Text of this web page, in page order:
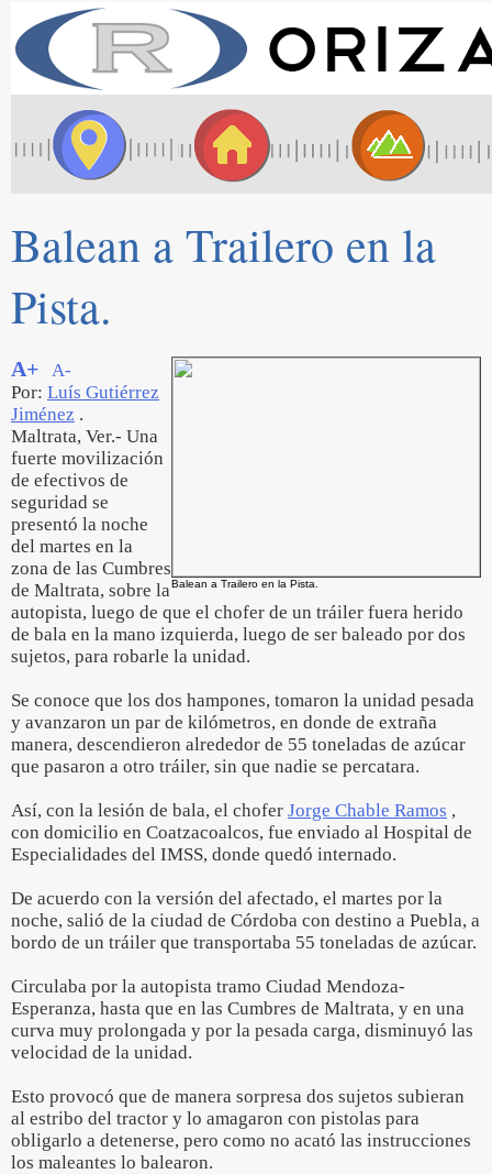
Balean a Trailero en la
Pista.
Balean a Trailero en la Pista.
A+
A-
Por: Luís Gutiérrez
Jiménez .
Maltrata, Ver.- Una
fuerte movilización
de efectivos de
seguridad se
presentó la noche
del martes en la
zona de las Cumbres
de Maltrata, sobre la
autopista, luego de que el chofer de un tráiler fuera herido
de bala en la mano izquierda, luego de ser baleado por dos
sujetos, para robarle la unidad.
Se conoce que los dos hampones, tomaron la unidad pesada
y avanzaron un par de kilómetros, en donde de extraña
manera, descendieron alrededor de 55 toneladas de azúcar
que pasaron a otro tráiler, sin que nadie se percatara.
Así, con la lesión de bala, el chofer Jorge Chable Ramos ,
con domicilio en Coatzacoalcos, fue enviado al Hospital de
Especialidades del IMSS, donde quedó internado.
De acuerdo con la versión del afectado, el martes por la
noche, salió de la ciudad de Córdoba con destino a Puebla, a
bordo de un tráiler que transportaba 55 toneladas de azúcar.
Circulaba por la autopista tramo Ciudad Mendoza-
Esperanza, hasta que en las Cumbres de Maltrata, y en una
curva muy prolongada y por la pesada carga, disminuyó las
velocidad de la unidad.
Esto provocó que de manera sorpresa dos sujetos subieran
al estribo del tractor y lo amagaron con pistolas para
obligarlo a detenerse, pero como no acató las instrucciones
los maleantes lo balearon.